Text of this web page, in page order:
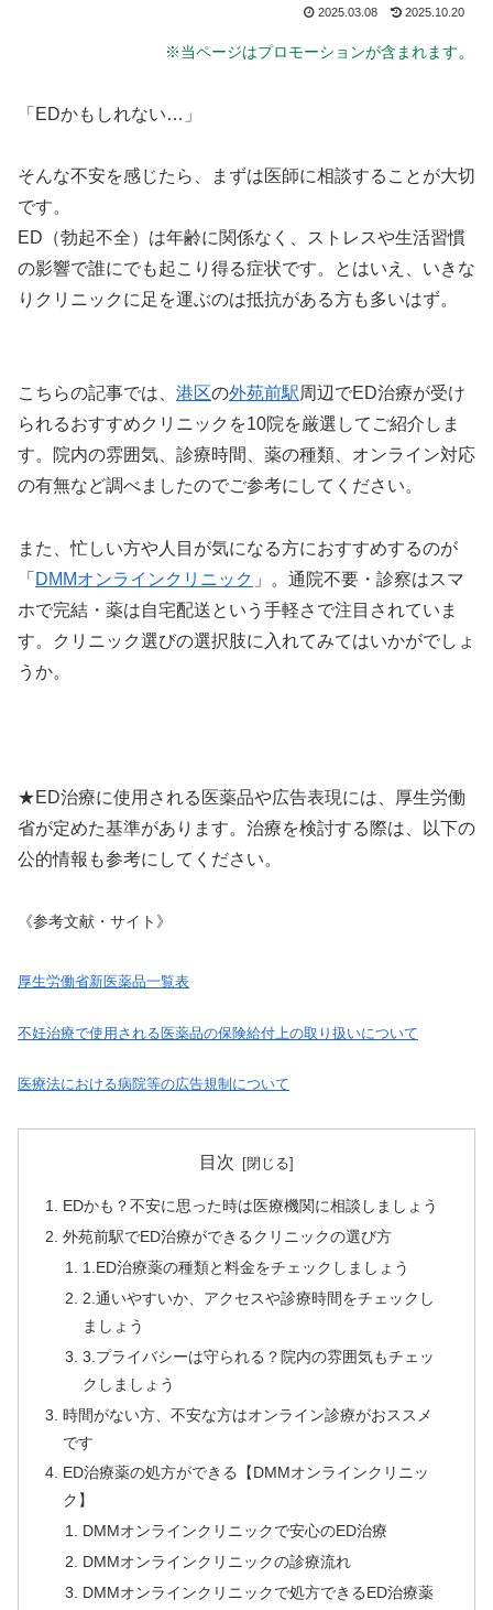
2025.03.08 2025.10.20
※当ページはプロモーションが含まれます。
「EDかもしれない…」
そんな不安を感じたら、まずは医師に相談することが大切
です。
ED（勃起不全）は年齢に関係なく、ストレスや生活習慣
の影響で誰にでも起こり得る症状です。とはいえ、いきな
りクリニックに足を運ぶのは抵抗がある方も多いはず。
こちらの記事では、 港区の外苑前駅周辺でED治療が受け
られるおすすめクリニックを10院を厳選してご紹介しま
す。院内の雰囲気、診療時間、薬の種類、オンライン対応
の有無など調べましたのでご参考にしてください。
また、忙しい方や人目が気になる方におすすめするのが
「 DMMオンラインクリニック 」。通院不要・診察はスマ
ホで完結・薬は自宅配送という手軽さで注目されていま
す。クリニック選びの選択肢に入れてみてはいかがでしょ
うか。
★ED治療に使用される医薬品や広告表現には、厚生労働
省が定めた基準があります。治療を検討する際は、以下の
公的情報も参考にしてください。
《参考文献・サイト》
厚生労働省新医薬品一覧表
不妊治療で使用される医薬品の保険給付上の取り扱いについて
医療法における病院等の広告規制について
目次
EDかも？不安に思った時は医療機関に相談しましょう
外苑前駅でED治療ができるクリニックの選び方
1.ED治療薬の種類と料金をチェックしましょう
2.通いやすいか、アクセスや診療時間をチェックし
ましょう
3.プライバシーは守られる？院内の雰囲気もチェッ
クしましょう
時間がない方、不安な方はオンライン診療がおススメ
です
ED治療薬の処方ができる【DMMオンラインクリニッ
ク】
DMMオンラインクリニックで安心のED治療
DMMオンラインクリニックの診療流れ
DMMオンラインクリニックで処方できるED治療薬